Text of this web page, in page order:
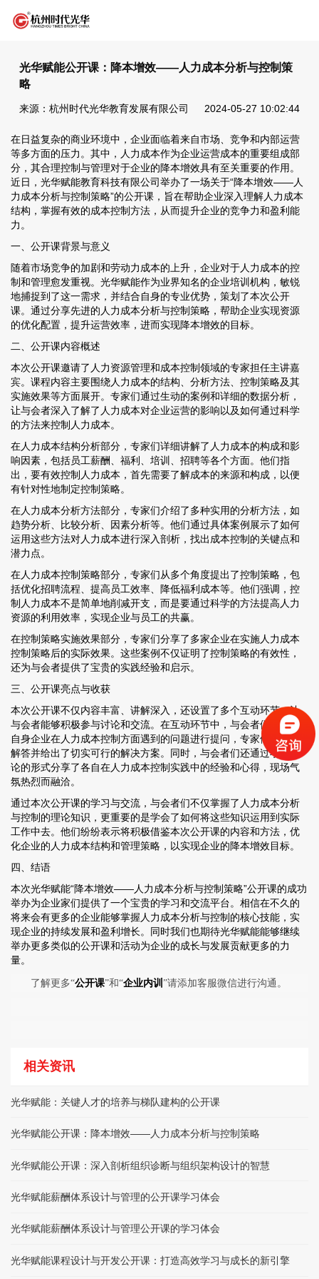
光华赋能公开课：降本增效——人力成本分析与控制策
略
来源：杭州时代光华教育发展有限公司 2024-05-27 10:02:44
在日益复杂的商业环境中，企业面临着来自市场、竞争和内部运营
等多方面的压力。其中，人力成本作为企业运营成本的重要组成部
分，其合理控制与管理对于企业的降本增效具有至关重要的作用。
近日，光华赋能教育科技有限公司举办了一场关于“降本增效——人
力成本分析与控制策略”的公开课，旨在帮助企业深入理解人力成本
结构，掌握有效的成本控制方法，从而提升企业的竞争力和盈利能
力。
一、公开课背景与意义
随着市场竞争的加剧和劳动力成本的上升，企业对于人力成本的控
制和管理愈发重视。光华赋能作为业界知名的企业培训机构，敏锐
地捕捉到了这一需求，并结合自身的专业优势，策划了本次公开
课。通过分享先进的人力成本分析与控制策略，帮助企业实现资源
的优化配置，提升运营效率，进而实现降本增效的目标。
二、公开课内容概述
本次公开课邀请了人力资源管理和成本控制领域的专家担任主讲嘉
宾。课程内容主要围绕人力成本的结构、分析方法、控制策略及其
实施效果等方面展开。专家们通过生动的案例和详细的数据分析，
让与会者深入了解了人力成本对企业运营的影响以及如何通过科学
的方法来控制人力成本。
在人力成本结构分析部分，专家们详细讲解了人力成本的构成和影
响因素，包括员工薪酬、福利、培训、招聘等各个方面。他们指
出，要有效控制人力成本，首先需要了解成本的来源和构成，以便
有针对性地制定控制策略。
在人力成本分析方法部分，专家们介绍了多种实用的分析方法，如
趋势分析、比较分析、因素分析等。他们通过具体案例展示了如何
运用这些方法对人力成本进行深入剖析，找出成本控制的关键点和
潜力点。
在人力成本控制策略部分，专家们从多个角度提出了控制策略，包
括优化招聘流程、提高员工效率、降低福利成本等。他们强调，控
制人力成本不是简单地削减开支，而是要通过科学的方法提高人力
资源的利用效率，实现企业与员工的共赢。
在控制策略实施效果部分，专家们分享了多家企业在实施人力成本
控制策略后的实际效果。这些案例不仅证明了控制策略的有效性，
还为与会者提供了宝贵的实践经验和启示。
三、公开课亮点与收获
本次公开课不仅内容丰富、讲解深入，还设置了多个互动环节，让
与会者能够积极参与讨论和交流。在互动环节中，与会者们纷纷就
自身企业在人力成本控制方面遇到的问题进行提问，专家们则耐心
解答并给出了切实可行的解决方案。同时，与会者们还通过小组讨
论的形式分享了各自在人力成本控制实践中的经验和心得，现场气
氛热烈而融洽。
通过本次公开课的学习与交流，与会者们不仅掌握了人力成本分析
与控制的理论知识，更重要的是学会了如何将这些知识运用到实际
工作中去。他们纷纷表示将积极借鉴本次公开课的内容和方法，优
化企业的人力成本结构和管理策略，以实现企业的降本增效目标。
四、结语
本次光华赋能“降本增效——人力成本分析与控制策略”公开课的成功
举办为企业家们提供了一个宝贵的学习和交流平台。相信在不久的
将来会有更多的企业能够掌握人力成本分析与控制的核心技能，实
现企业的持续发展和盈利增长。同时我们也期待光华赋能能够继续
举办更多类似的公开课和活动为企业的成长与发展贡献更多的力
量。
了解更多“公开课”和“企业内训 ”请添加客服微信进行沟通。
相关资讯
光华赋能：关键人才的培养与梯队建构的公开课
光华赋能公开课：降本增效——人力成本分析与控制策略
光华赋能公开课：深入剖析组织诊断与组织架构设计的智慧
光华赋能薪酬体系设计与管理的公开课学习体会
光华赋能薪酬体系设计与管理公开课的学习体会
光华赋能课程设计与开发公开课：打造高效学习与成长的新引擎